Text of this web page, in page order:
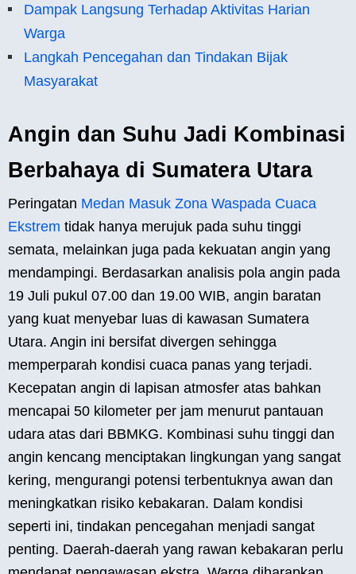
Dampak Langsung Terhadap Aktivitas Harian
Warga
Langkah Pencegahan dan Tindakan Bijak
Masyarakat
Angin dan Suhu Jadi Kombinasi
Berbahaya di Sumatera Utara
Peringatan Medan Masuk Zona Waspada Cuaca
Ekstrem tidak hanya merujuk pada suhu tinggi
semata, melainkan juga pada kekuatan angin yang
mendampingi. Berdasarkan analisis pola angin pada
19 Juli pukul 07.00 dan 19.00 WIB, angin baratan
yang kuat menyebar luas di kawasan Sumatera
Utara. Angin ini bersifat divergen sehingga
memperparah kondisi cuaca panas yang terjadi.
Kecepatan angin di lapisan atmosfer atas bahkan
mencapai 50 kilometer per jam menurut pantauan
udara atas dari BBMKG. Kombinasi suhu tinggi dan
angin kencang menciptakan lingkungan yang sangat
kering, mengurangi potensi terbentuknya awan dan
meningkatkan risiko kebakaran. Dalam kondisi
seperti ini, tindakan pencegahan menjadi sangat
penting. Daerah-daerah yang rawan kebakaran perlu